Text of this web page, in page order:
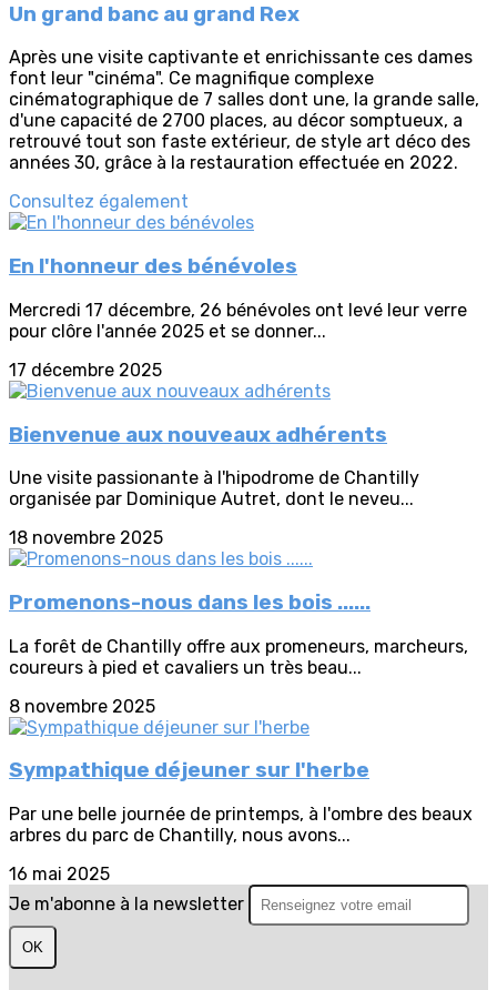
Un grand banc au grand Rex
Après une visite captivante et enrichissante ces dames
font leur "cinéma". Ce magnifique complexe
cinématographique de 7 salles dont une, la grande salle,
d'une capacité de 2700 places, au décor somptueux, a
retrouvé tout son faste extérieur, de style art déco des
années 30, grâce à la restauration effectuée en 2022.
Consultez également
En l'honneur des bénévoles
Mercredi 17 décembre, 26 bénévoles ont levé leur verre
pour clôre l'année 2025 et se donner...
17 décembre 2025
Bienvenue aux nouveaux adhérents
Une visite passionante à l'hipodrome de Chantilly
organisée par Dominique Autret, dont le neveu...
18 novembre 2025
Promenons-nous dans les bois ......
La forêt de Chantilly offre aux promeneurs, marcheurs,
coureurs à pied et cavaliers un très beau...
8 novembre 2025
Sympathique déjeuner sur l'herbe
Par une belle journée de printemps, à l'ombre des beaux
arbres du parc de Chantilly, nous avons...
16 mai 2025
Je m'abonne à la newsletter
OK